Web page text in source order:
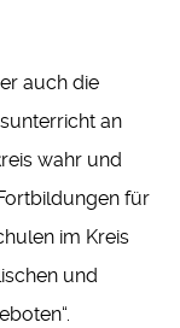
auch die
an
wahr und
für
im Kreis
und